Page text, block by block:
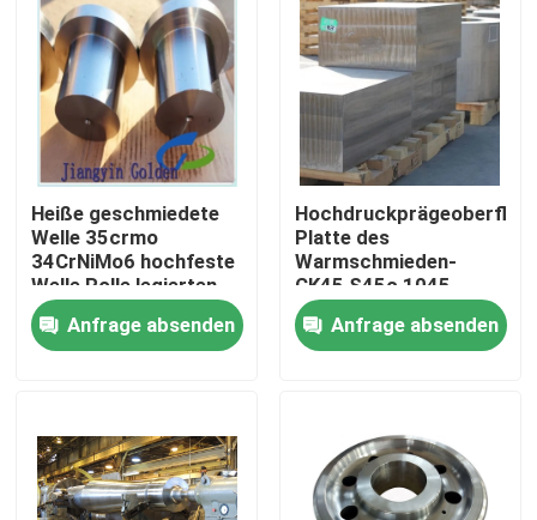
Haus
Über uns
Heiße geschmiedete
Welle 35crmo
34CrNiMo6 hochfeste
Welle Rolle legierten
Stahls
Anfrage absenden
Platte des
Warmschmieden-
CK45 S45c 1045
Anfrage absenden